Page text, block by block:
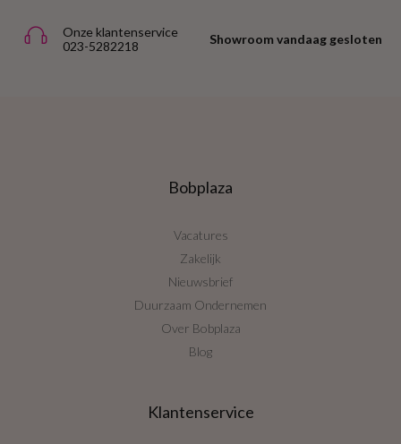
Onze klantenservice
023-5282218
Showroom vandaag gesloten
Bobplaza
Vacatures
Zakelijk
Nieuwsbrief
Duurzaam Ondernemen
Over Bobplaza
Blog
Klantenservice